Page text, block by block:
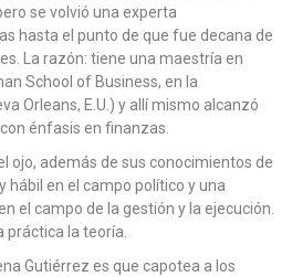
se volvió una experta
hasta el punto de que fue decana de
La razón: tiene una maestría en
School of Business, en la
Orleans, E.U.) y allí mismo alcanzó
énfasis en finanzas.
ojo, además de sus conocimientos de
hábil en el campo político y una
el campo de la gestión y la ejecución.
práctica la teoría.
Gutiérrez es que capotea a los